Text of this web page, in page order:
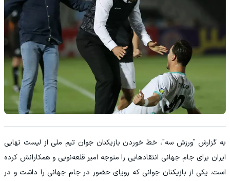
به گزارش "ورزش سه"، خط خوردن بازیکنان جوان تیم ملی از لیست نهایی
ایران برای جام جهانی انتقادهایی را متوجه امیر قلعه‌نویی و همکارانش کرده
است. یکی از بازیکنان جوانی که رویای حضور در جام جهانی را داشت و در